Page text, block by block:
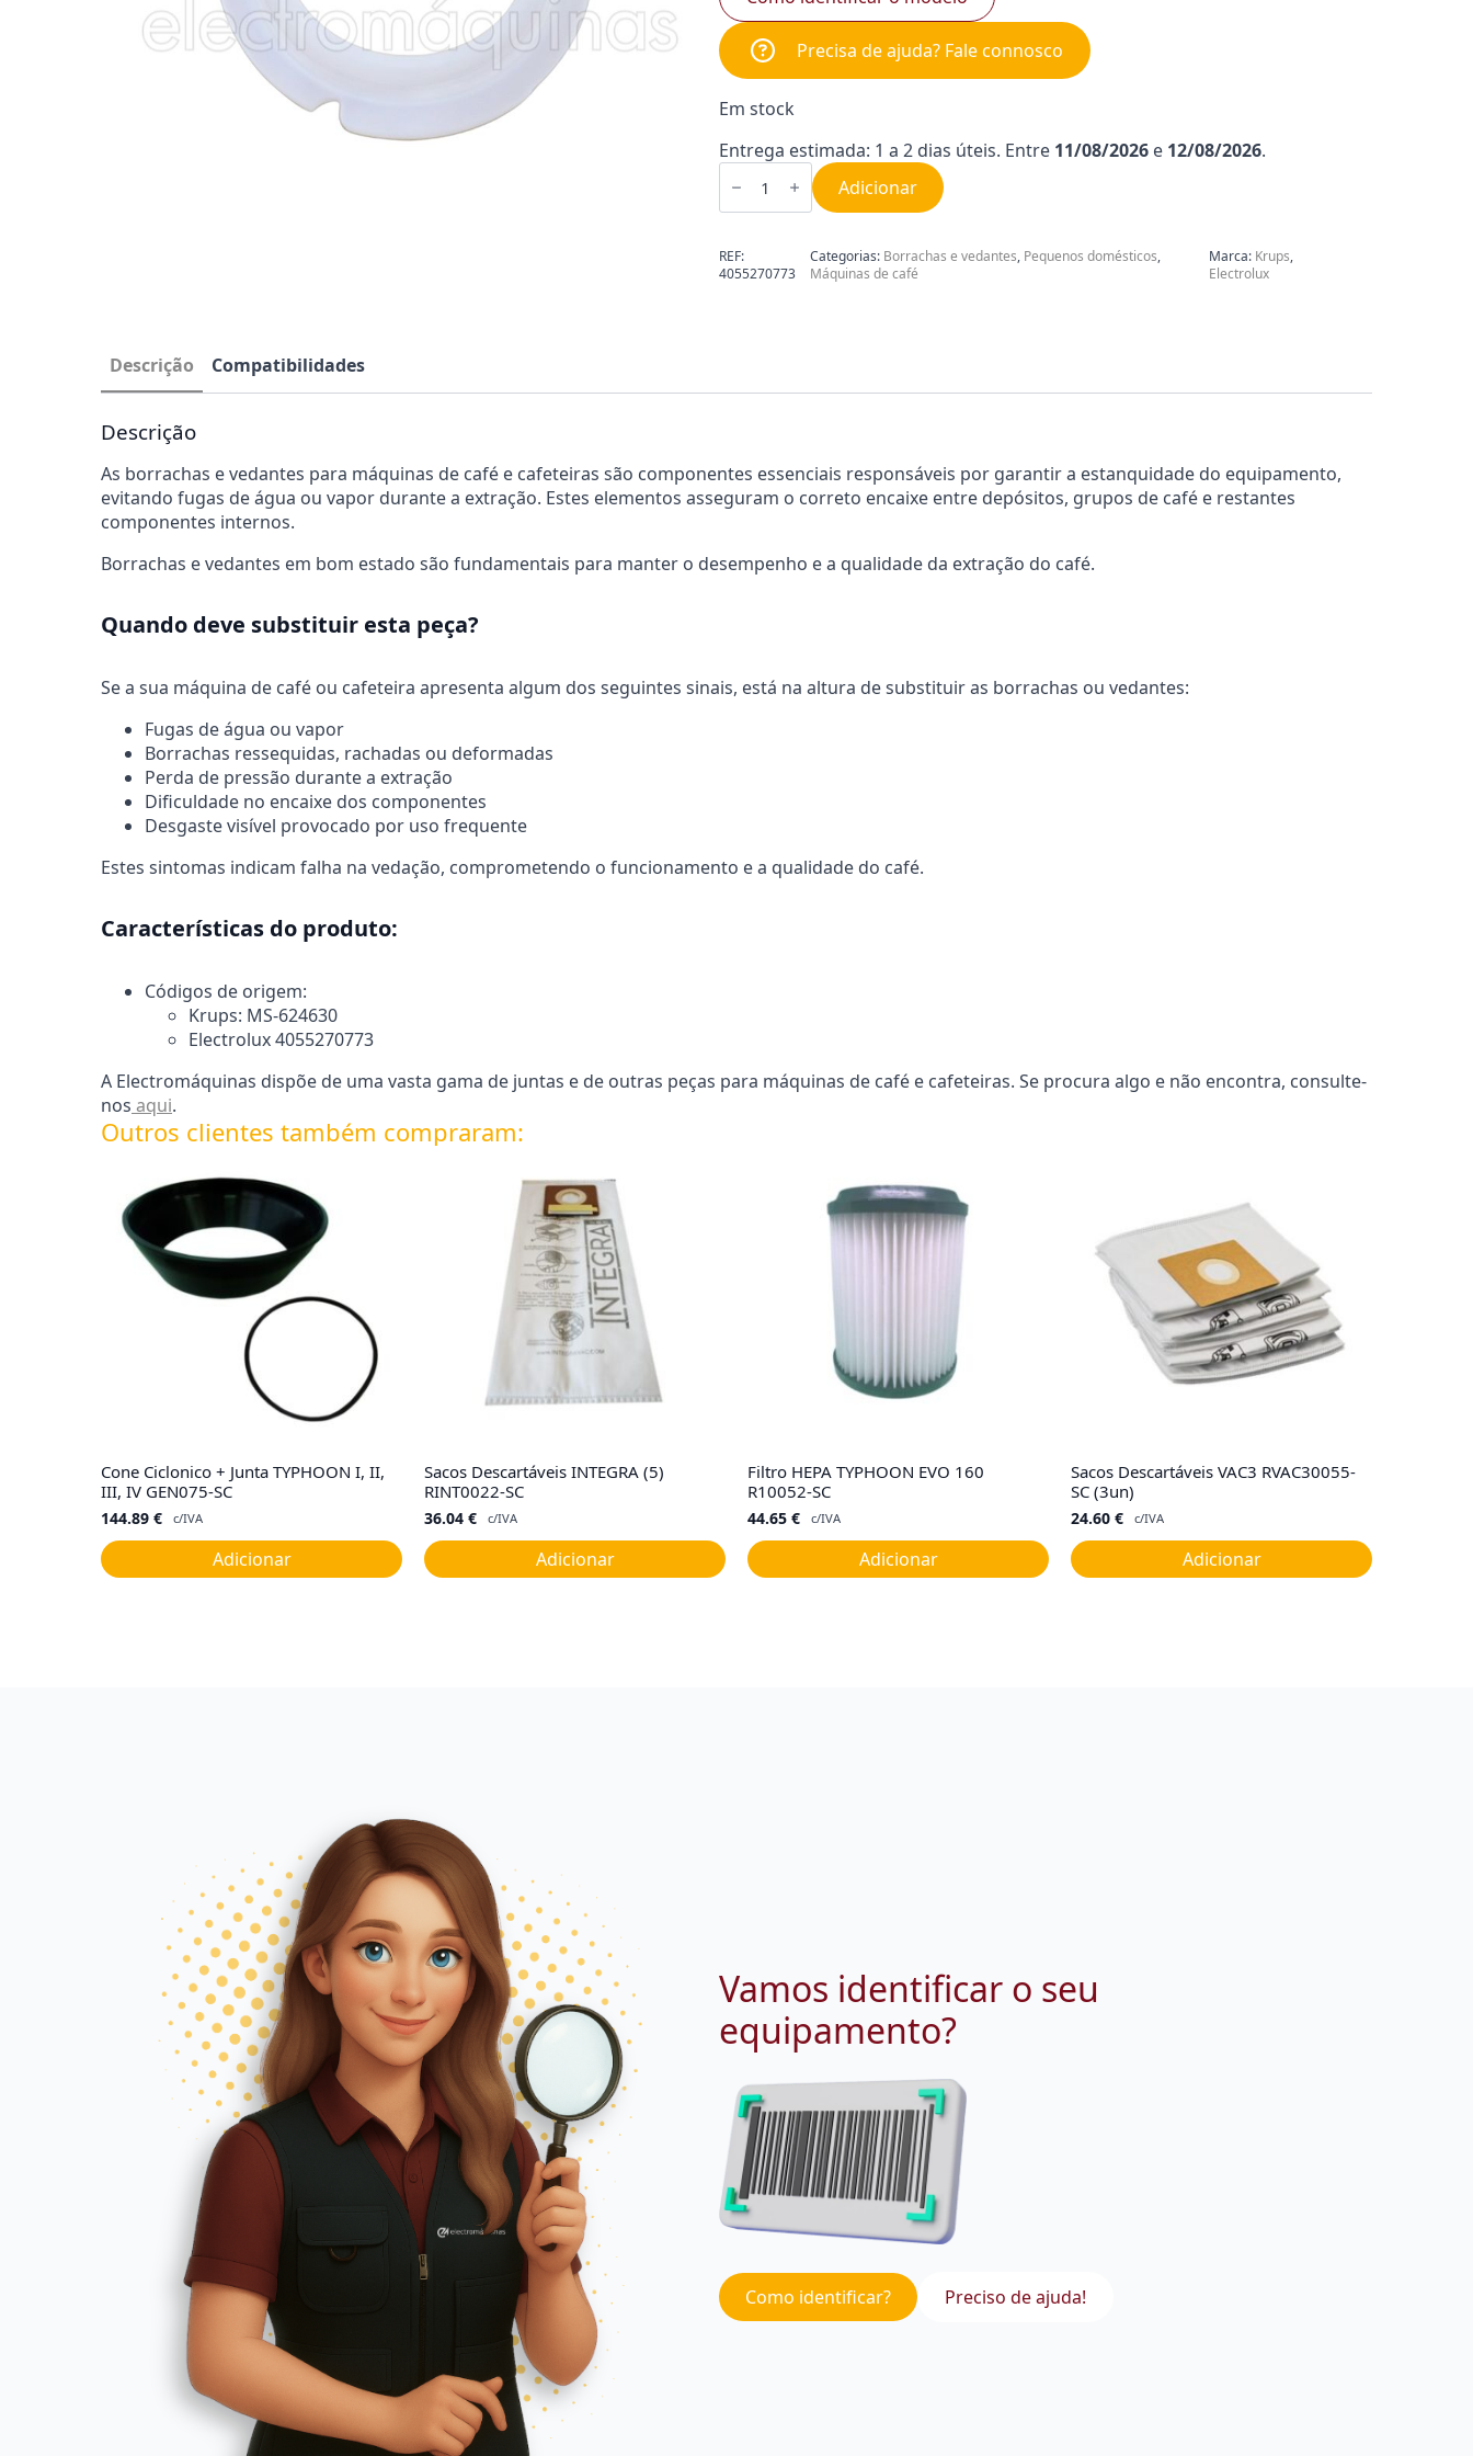
Precisa de ajuda? Fale connosco
Em stock
Entrega estimada: 1 a 2 dias úteis. Entre 11/08/2026 e 12/08/2026.
Quantidade
de
para
Café
Krups
|
Adicionar
REF:
4055270773
Categorias: Borrachas e vedantes, Pequenos domésticos,
Máquinas de café
Marca: Krups,
Electrolux
Descrição Compatibilidades
Descrição
As borrachas e vedantes para máquinas de café e cafeteiras são componentes essenciais responsáveis por garantir a estanquidade do equipamento,
evitando fugas de água ou vapor durante a extração. Estes elementos asseguram o correto encaixe entre depósitos, grupos de café e restantes
componentes internos.
Borrachas e vedantes em bom estado são fundamentais para manter o desempenho e a qualidade da extração do café.
Quando deve substituir esta peça?
Se a sua máquina de café ou cafeteira apresenta algum dos seguintes sinais, está na altura de substituir as borrachas ou vedantes:
Fugas de água ou vapor
Borrachas ressequidas, rachadas ou deformadas
Perda de pressão durante a extração
Dificuldade no encaixe dos componentes
Desgaste visível provocado por uso frequente
Estes sintomas indicam falha na vedação, comprometendo o funcionamento e a qualidade do café.
Características do produto:
Códigos de origem:
Krups: MS-624630
Electrolux 4055270773
A Electromáquinas dispõe de uma vasta gama de juntas e de outras peças para máquinas de café e cafeteiras. Se procura algo e não encontra, consulte-
nos aqui.
Outros clientes também compraram:
Cone Ciclonico + Junta TYPHOON I, II,
III, IV GEN075-SC
144.89 € c/IVA
Adicionar
Sacos Descartáveis INTEGRA (5)
RINT0022-SC
36.04 € c/IVA
Adicionar
Filtro HEPA TYPHOON EVO 160
R10052-SC
44.65 € c/IVA
Adicionar
Sacos Descartáveis VAC3 RVAC30055-
SC (3un)
24.60 € c/IVA
Adicionar
Vamos identificar o seu
equipamento?
Como identificar? Preciso de ajuda!